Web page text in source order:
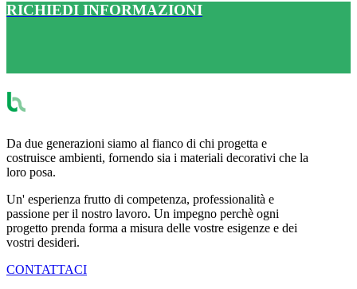
RICHIEDI INFORMAZIONI
Da due generazioni siamo al fianco di chi progetta e
costruisce ambienti, fornendo sia i materiali decorativi che la
loro posa.
Un' esperienza frutto di competenza, professionalità e
passione per il nostro lavoro. Un impegno perchè ogni
progetto prenda forma a misura delle vostre esigenze e dei
vostri desideri.
CONTATTACI